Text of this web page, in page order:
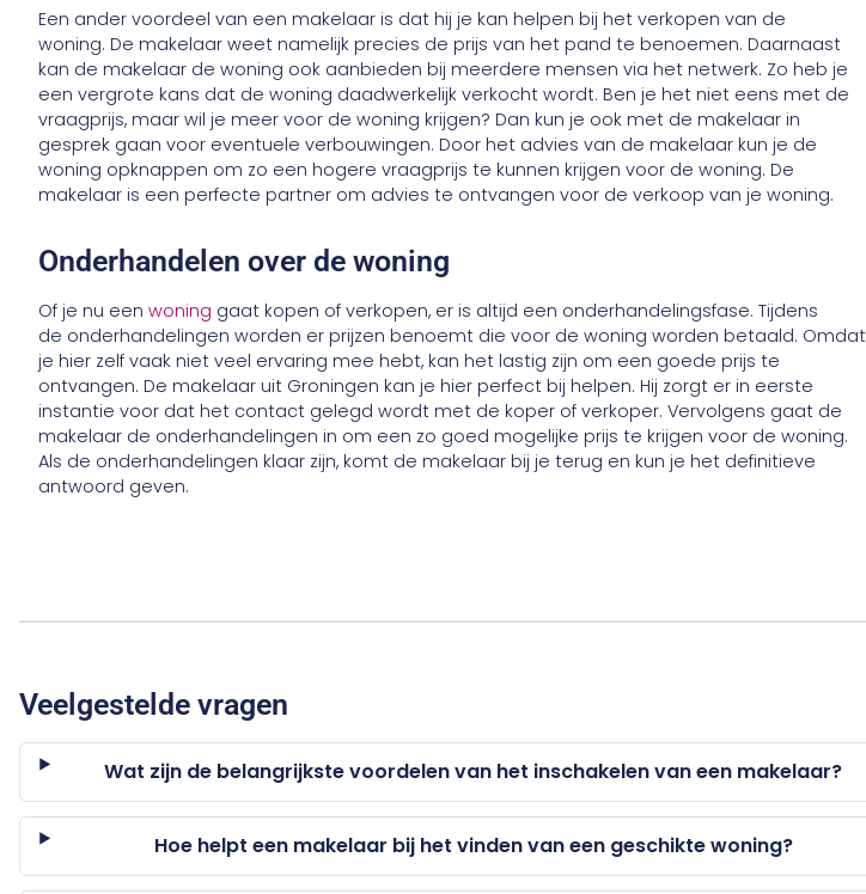
Een ander voordeel van een makelaar is dat hij je kan helpen bij het verkopen van de
woning. De makelaar weet namelijk precies de prijs van het pand te benoemen. Daarnaast
kan de makelaar de woning ook aanbieden bij meerdere mensen via het netwerk. Zo heb je
een vergrote kans dat de woning daadwerkelijk verkocht wordt. Ben je het niet eens met de
vraagprijs, maar wil je meer voor de woning krijgen? Dan kun je ook met de makelaar in
gesprek gaan voor eventuele verbouwingen. Door het advies van de makelaar kun je de
woning opknappen om zo een hogere vraagprijs te kunnen krijgen voor de woning. De
makelaar is een perfecte partner om advies te ontvangen voor de verkoop van je woning.
Onderhandelen over de woning
Of je nu eenwoning gaat kopen of verkopen, er is altijd een onderhandelingsfase. Tijdens
de onderhandelingen worden er prijzen benoemt die voor de woning worden betaald. Omdat
je hier zelf vaak niet veel ervaring mee hebt, kan het lastig zijn om een goede prijs te
ontvangen. De makelaar uit Groningen kan je hier perfect bij helpen. Hij zorgt er in eerste
instantie voor dat het contact gelegd wordt met de koper of verkoper. Vervolgens gaat de
makelaar de onderhandelingen in om een zo goed mogelijke prijs te krijgen voor de woning.
Als de onderhandelingen klaar zijn, komt de makelaar bij je terug en kun je het definitieve
antwoord geven.
Veelgestelde vragen
Wat zijn de belangrijkste voordelen van het inschakelen van een makelaar?
Hoe helpt een makelaar bij het vinden van een geschikte woning?